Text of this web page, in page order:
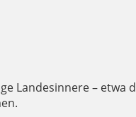
Landesinnere – etwa